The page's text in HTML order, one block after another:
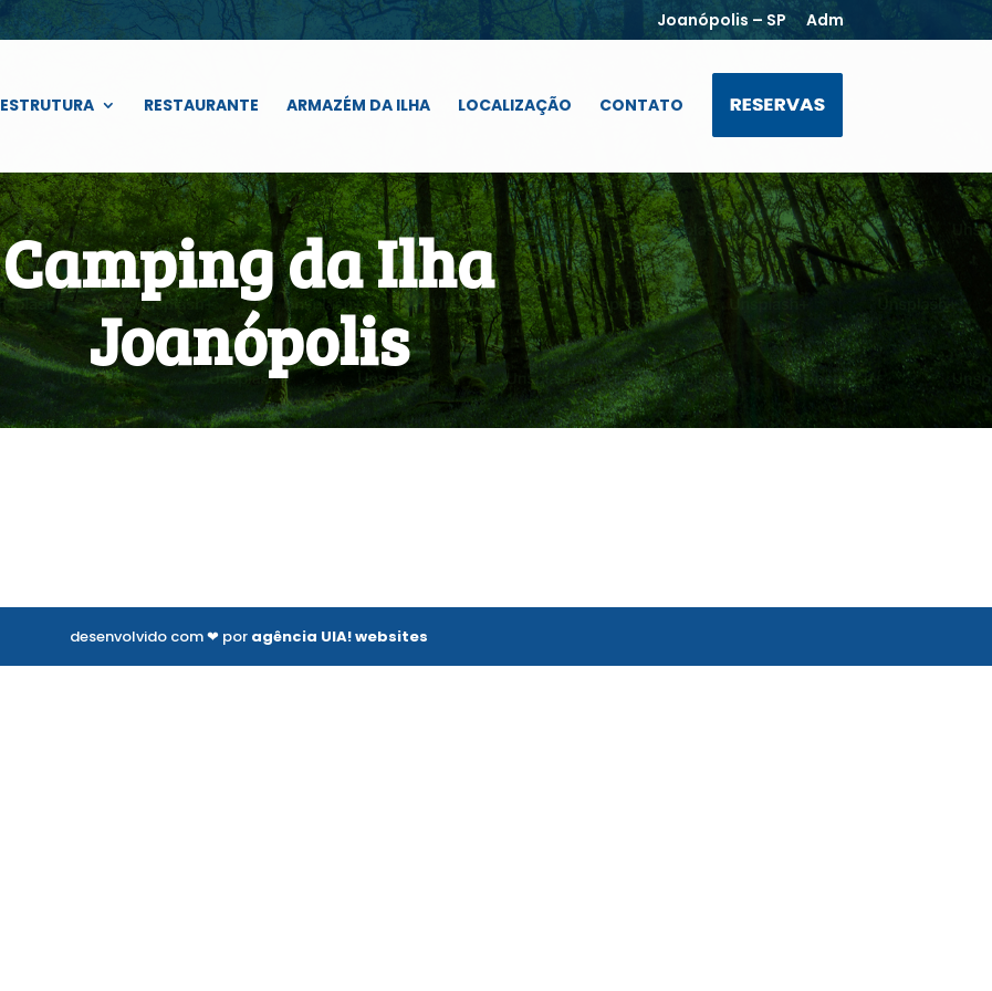
Joanópolis – SP Adm
ESTRUTURA RESTAURANTE ARMAZÉM DA ILHA LOCALIZAÇÃO CONTATO
Camping da Ilha
Joanópolis
desenvolvido com ❤ por agência UIA! websites